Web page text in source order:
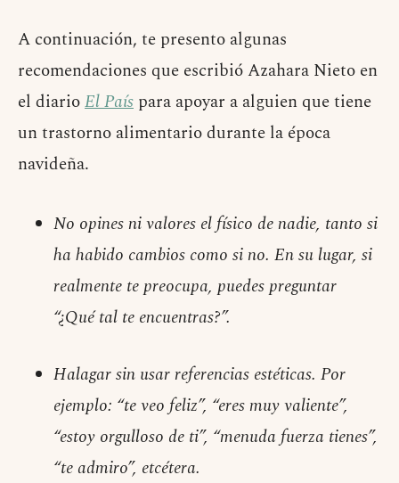
A continuación, te presento algunas
recomendaciones que escribió Azahara Nieto en
el diarioEl País para apoyar a alguien que tiene
un trastorno alimentario durante la época
navideña.
No opines ni valores el físico de nadie, tanto si
ha habido cambios como si no. En su lugar, si
realmente te preocupa, puedes preguntar
“¿Qué tal te encuentras?”.
Halagar sin usar referencias estéticas. Por
ejemplo: “te veo feliz”, “eres muy valiente”,
“estoy orgulloso de ti”, “menuda fuerza tienes”,
“te admiro”, etcétera.